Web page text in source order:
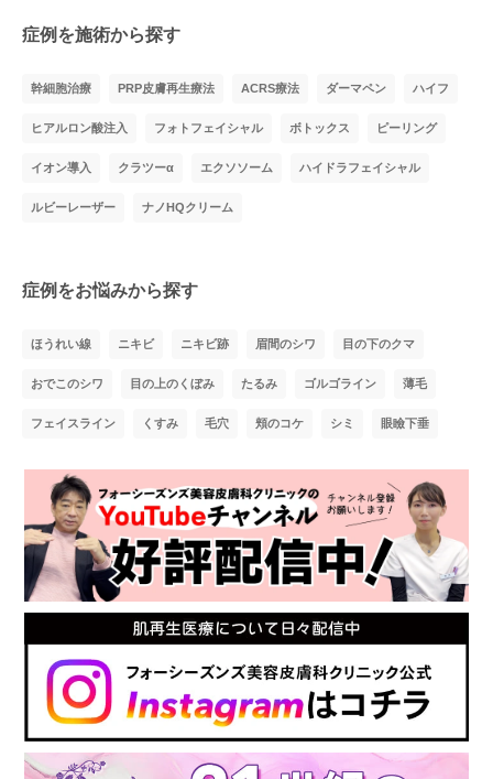
症例を施術から探す
幹細胞治療 PRP皮膚再生療法 ACRS療法 ダーマペン ハイフ
ヒアルロン酸注入 フォトフェイシャル ボトックス ピーリング
イオン導入 クラツーα エクソソーム ハイドラフェイシャル
ルビーレーザー ナノHQクリーム
症例をお悩みから探す
ほうれい線 ニキビ ニキビ跡 眉間のシワ 目の下のクマ
おでこのシワ 目の上のくぼみ たるみ ゴルゴライン 薄毛
フェイスライン くすみ 毛穴 頬のコケ シミ 眼瞼下垂